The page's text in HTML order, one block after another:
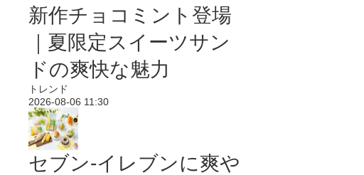
新作チョコミント登場
｜夏限定スイーツサン
ドの爽快な魅力
トレンド
2026-08-06 11:30
セブン‐イレブンに爽や